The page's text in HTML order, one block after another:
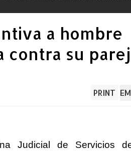
a hombre
su
PRINT
Judicial de Servicios